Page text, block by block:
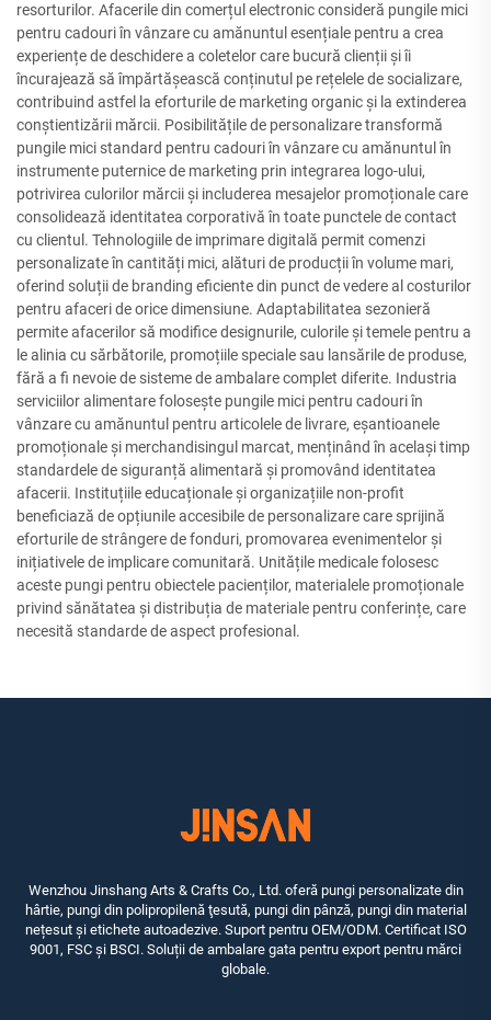
resorturilor. Afacerile din comerțul electronic consideră pungile mici
pentru cadouri în vânzare cu amănuntul esențiale pentru a crea
experiențe de deschidere a coletelor care bucură clienții și îi
încurajează să împărtășească conținutul pe rețelele de socializare,
contribuind astfel la eforturile de marketing organic și la extinderea
conștientizării mărcii. Posibilitățile de personalizare transformă
pungile mici standard pentru cadouri în vânzare cu amănuntul în
instrumente puternice de marketing prin integrarea logo-ului,
potrivirea culorilor mărcii și includerea mesajelor promoționale care
consolidează identitatea corporativă în toate punctele de contact
cu clientul. Tehnologiile de imprimare digitală permit comenzi
personalizate în cantități mici, alături de producții în volume mari,
oferind soluții de branding eficiente din punct de vedere al costurilor
pentru afaceri de orice dimensiune. Adaptabilitatea sezonieră
permite afacerilor să modifice designurile, culorile și temele pentru a
le alinia cu sărbătorile, promoțiile speciale sau lansările de produse,
fără a fi nevoie de sisteme de ambalare complet diferite. Industria
serviciilor alimentare folosește pungile mici pentru cadouri în
vânzare cu amănuntul pentru articolele de livrare, eșantioanele
promoționale și merchandisingul marcat, menținând în același timp
standardele de siguranță alimentară și promovând identitatea
afacerii. Instituțiile educaționale și organizațiile non-profit
beneficiază de opțiunile accesibile de personalizare care sprijină
eforturile de strângere de fonduri, promovarea evenimentelor și
inițiativele de implicare comunitară. Unitățile medicale folosesc
aceste pungi pentru obiectele pacienților, materialele promoționale
privind sănătatea și distribuția de materiale pentru conferințe, care
necesită standarde de aspect profesional.
Wenzhou Jinshang Arts & Crafts Co., Ltd. oferă pungi personalizate din
hârtie, pungi din polipropilenă ţesută, pungi din pânză, pungi din material
nețesut și etichete autoadezive. Suport pentru OEM/ODM. Certificat ISO
9001, FSC și BSCI. Soluții de ambalare gata pentru export pentru mărci
globale.